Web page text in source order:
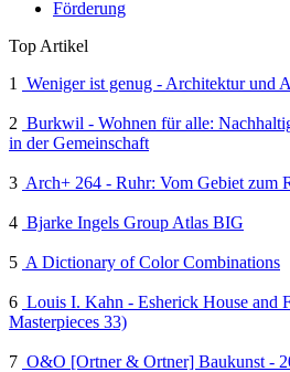
Förderung
Top Artikel
1
Weniger ist genug - Architektur und
2 Burkwil - Wohnen für alle:
in der Gemeinschaft
3 Arch+ 264 - Ruhr: Vom Gebiet zum
4 Bjarke Ingels Group Atlas BIG
5 A Dictionary of Color Combinations
6 Louis I. Kahn - Esherick House and
Masterpieces 33)
7 O&O [Ortner & Ortner] Baukunst -